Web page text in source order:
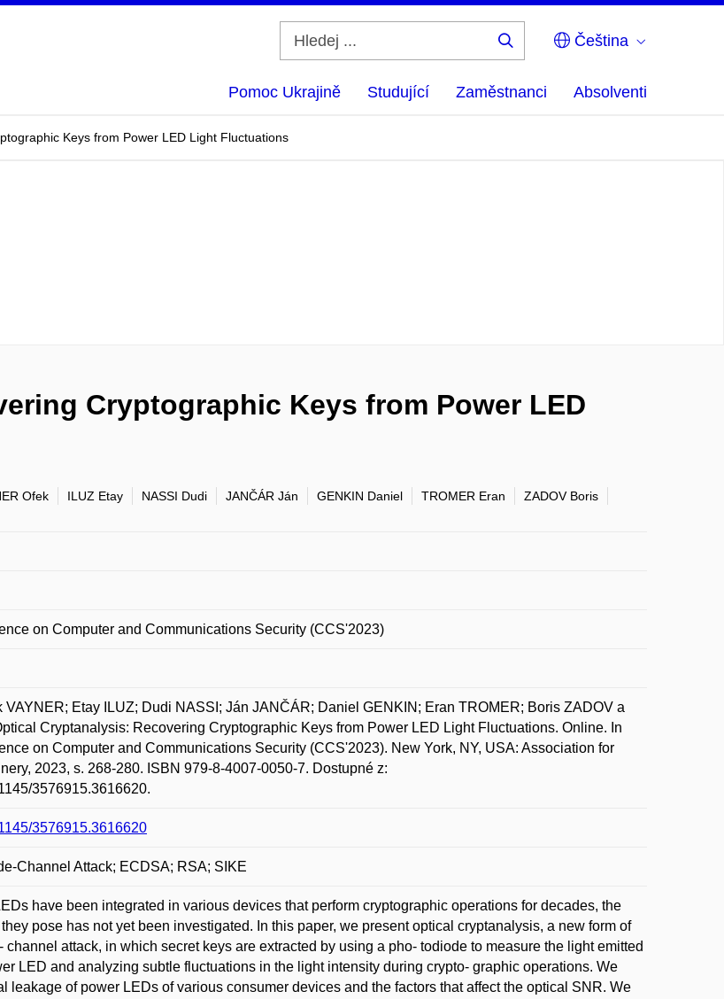
Čeština
Pomoc Ukrajině Studující Zaměstnanci Absolventi
Keys from Power LED Light Fluctuations
Cryptographic Keys from Power LED
Ofek ILUZ Etay NASSI Dudi JANČÁR Ján GENKIN Daniel TROMER Eran
ZADOV Boris
on Computer and Communications Security (CCS'2023)
VAYNER; Etay ILUZ; Dudi NASSI; Ján JANČÁR; Daniel GENKIN; Eran TROMER; Boris ZADOV a
Cryptanalysis: Recovering Cryptographic Keys from Power LED Light Fluctuations. Online. In
on Computer and Communications Security (CCS'2023). New York, NY, USA: Association for
2023, s. 268-280. ISBN 979-8-4007-0050-7. Dostupné z:
3576915.3616620.
3576915.3616620
Channel Attack; ECDSA; RSA; SIKE
have been integrated in various devices that perform cryptographic operations for decades, the
pose has not yet been investigated. In this paper, we present optical cryptanalysis, a new form of
channel attack, in which secret keys are extracted by using a pho- todiode to measure the light emitted
LED and analyzing subtle fluctuations in the light intensity during crypto- graphic operations. We
leakage of power LEDs of various consumer devices and the factors that affect the optical SNR. We